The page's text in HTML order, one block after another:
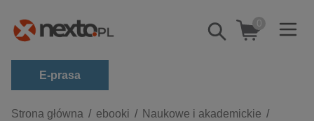
Pokaż/schowaj
wyszukiwarkę
0
E-prasa
Kategorie
Strona główna ebooki
Naukowe i akademickie